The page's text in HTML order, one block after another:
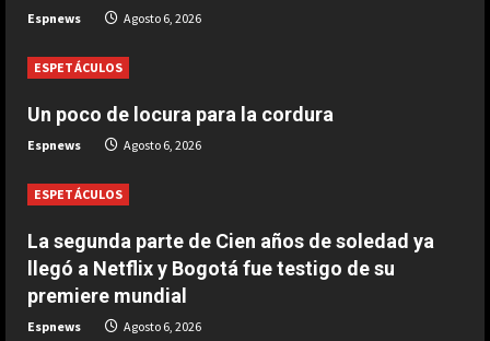
2
3
del Mundial 2030 a Marruecos
Agosto 6, 2026
4
diciembre, pero quería escuchar a
mi cuerpo”
Agosto 6, 2026
Espnews Agosto 6, 2026
ESPETÁCULOS
Un poco de locura para la cordura
Espnews Agosto 6, 2026
ESPETÁCULOS
La segunda parte de Cien años de soledad ya
llegó a Netflix y Bogotá fue testigo de su
premiere mundial
Espnews Agosto 6, 2026